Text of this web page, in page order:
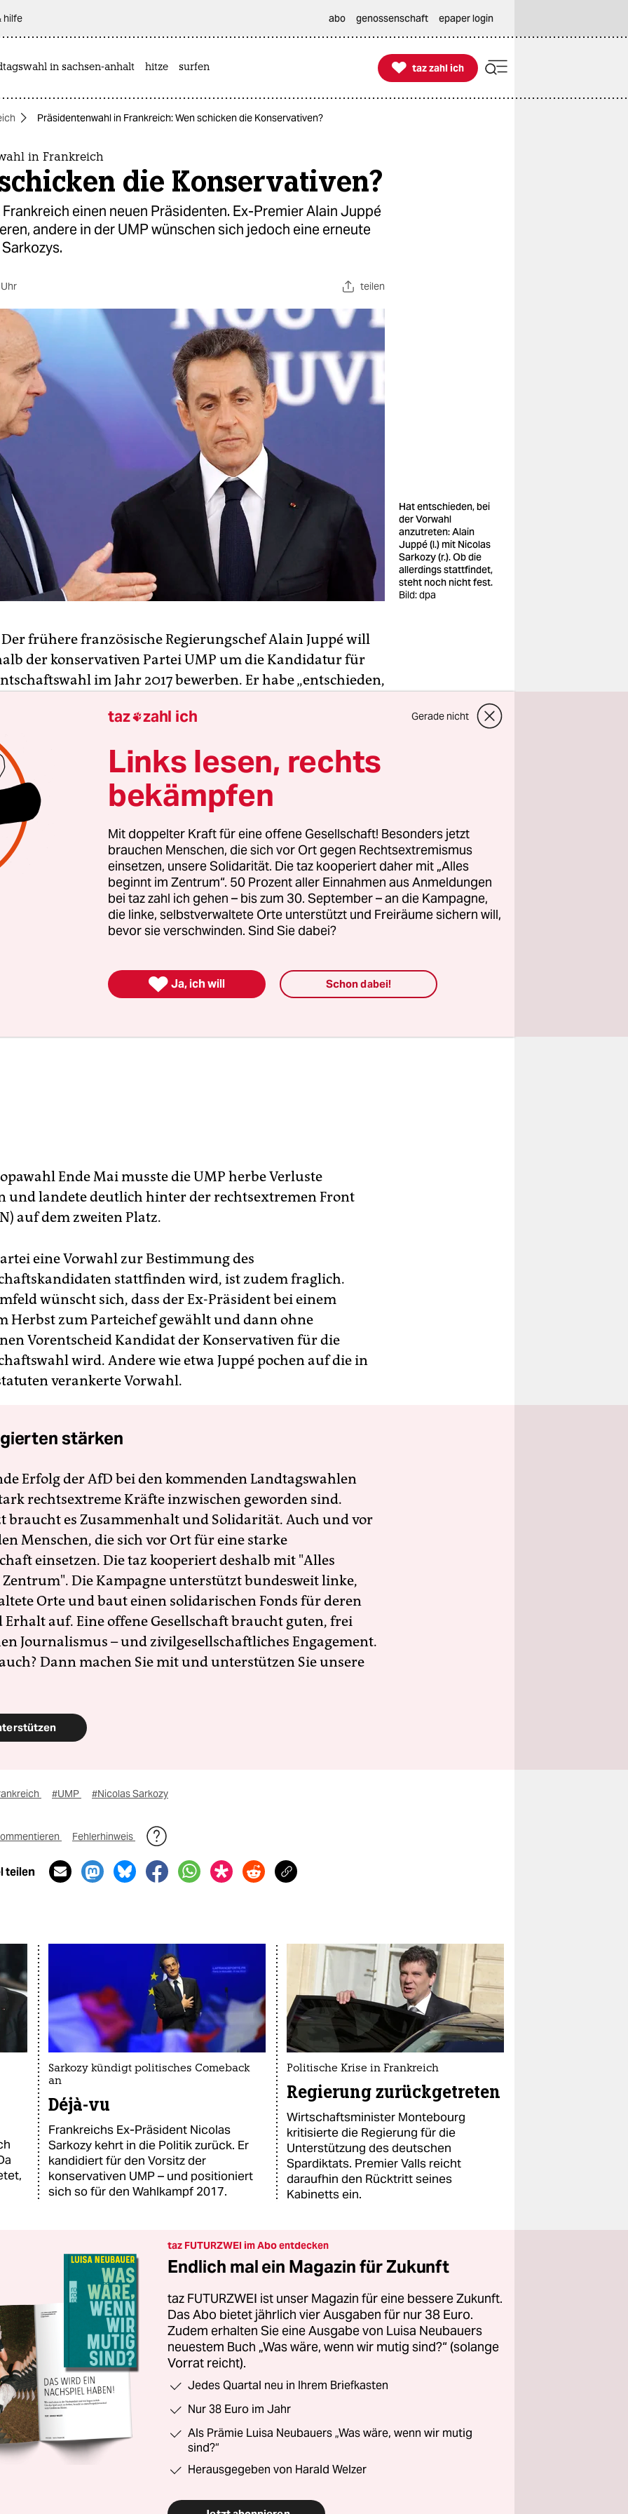
hilfe abo genossenschaft epaper login
in sachsen-anhalt hitze surfen 
taz zahl ich
taz zahl ich
Präsidentenwahl in Frankreich: Wen schicken die Konservativen?
in Frankreich
die Konservativen?
einen neuen Präsidenten. Ex-Premier Alain Juppé
andere in der UMP wünschen sich jedoch eine erneute
teilen
Hat entschieden, bei
der Vorwahl
anzutreten: Alain
Juppé (l.) mit Nicolas
Sarkozy (r.). Ob die
allerdings stattfindet,
steht noch nicht fest.
Bild: dpa
Der frühere französische Regierungschef Alain Juppé will
der konservativen Partei UMP um die Kandidatur für
im Jahr 2017 bewerben. Er habe „entschieden,
von Bordeaux am Mittwoch in seinem Internetblog an.
die zerstrittene UMP derzeit übergangsweise gemeinsam
Regierungschefs François Fillon und Pierre
sich in einer ihrer schwersten Krisen seit der
Jahr 2002. Die Partei soll über falsche Abrechnungen in
illegal den Wahlkampf des früheren Präsidenten
im Jahr 2012 mitfinanziert haben.
Ende Mai musste die UMP herbe Verluste
und landete deutlich hinter der rechtsextremen Front
auf dem zweiten Platz.
eine Vorwahl zur Bestimmung des
stattfinden wird, ist zudem fraglich.
wünscht sich, dass der Ex-Präsident bei einem
Herbst zum Parteichef gewählt und dann ohne
Vorentscheid Kandidat der Konservativen für die
wird. Andere wie etwa Juppé pochen auf die in
verankerte Vorwahl.
stärken
Erfolg der AfD bei den kommenden Landtagswahlen
rechtsextreme Kräfte inzwischen geworden sind.
braucht es Zusammenhalt und Solidarität. Auch und vor
Menschen, die sich vor Ort für eine starke
einsetzen. Die taz kooperiert deshalb mit "Alles
Die Kampagne unterstützt bundesweit linke,
Orte und baut einen solidarischen Fonds für deren
Erhalt auf. Eine offene Gesellschaft braucht guten, frei
Journalismus – und zivilgesellschaftliches Engagement.
Dann machen Sie mit und unterstützen Sie unsere
#UMP #Nicolas Sarkozy
Fehlerhinweis
teilen
Sarkozy kündigt politisches Comeback
an
Déjà-vu
Frankreichs Ex-Präsident Nicolas
Sarkozy kehrt in die Politik zurück. Er
kandidiert für den Vorsitz der
konservativen UMP – und positioniert
sich so für den Wahlkampf 2017.
Politische Krise in Frankreich
Regierung zurückgetreten
Wirtschaftsminister Montebourg
kritisierte die Regierung für die
Unterstützung des deutschen
Spardiktats. Premier Valls reicht
daraufhin den Rücktritt seines
Kabinetts ein.
taz FUTURZWEI im Abo entdecken
Endlich mal ein Magazin für Zukunft
taz FUTURZWEI ist unser Magazin für eine bessere Zukunft.
Das Abo bietet jährlich vier Ausgaben für nur 38 Euro.
Zudem erhalten Sie eine Ausgabe von Luisa Neubauers
neuestem Buch „Was wäre, wenn wir mutig sind?“ (solange
Vorrat reicht).
Jedes Quartal neu in Ihrem Briefkasten
Nur 38 Euro im Jahr
Als Prämie Luisa Neubauers „Was wäre, wenn wir mutig
sind?“
Herausgegeben von Harald Welzer
taz zahl ich Gerade nicht
Links lesen, rechts
bekämpfen
Mit doppelter Kraft für eine offene Gesellschaft! Besonders jetzt
brauchen Menschen, die sich vor Ort gegen Rechtsextremismus
einsetzen, unsere Solidarität. Die taz kooperiert daher mit „Alles
beginnt im Zentrum“. 50 Prozent aller Einnahmen aus Anmeldungen
bei taz zahl ich gehen – bis zum 30. September – an die Kampagne,
die linke, selbstverwaltete Orte unterstützt und Freiräume sichern will,
bevor sie verschwinden. Sind Sie dabei?
 Ja, ich will Schon dabei!